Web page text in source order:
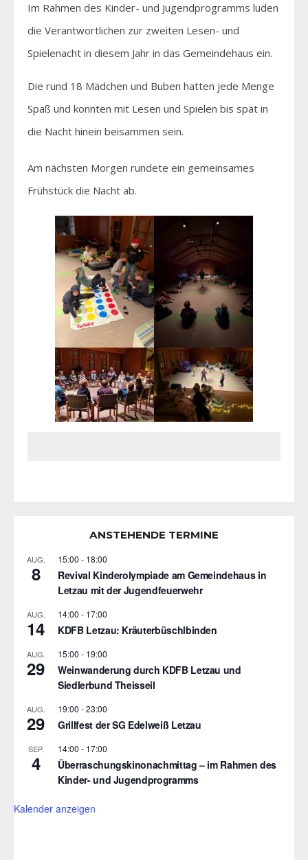
Im Rahmen des Kinder- und Jugendprogramms luden
die Verantwortlichen zur zweiten Lesen- und
Spielenacht in diesem Jahr in das Gemeindehaus ein.
Die rund 18 Mädchen und Buben hatten jede Menge
Spaß und konnten mit Lesen und Spielen bis spät in
die Nacht hinein beisammen sein.
Am nächsten Morgen rundete ein gemeinsames
Frühstück die Nacht ab.
ANSTEHENDE TERMINE
AUG.
8
15:00 - 18:00
Revival Kinderolympiade am Gemeindehaus in
Letzau mit der Jugendfeuerwehr
AUG.
14
14:00 - 17:00
KDFB Letzau: Kräuterbüschlbinden
AUG.
29
15:00 - 19:00
Weinwanderung durch KDFB Letzau und
Siedlerbund Theisseil
AUG.
29
19:00 -23:00
Grillfest der SG Edelweiß Letzau
SEP.
4
14:00 - 17:00
Überraschungskinonachmittag – im Rahmen des
Kinder- und Jugendprogramms
Kalender anzeigen